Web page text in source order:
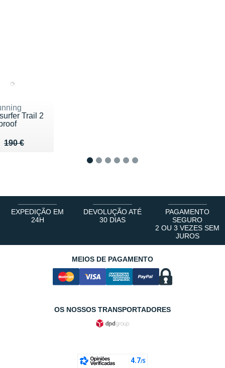
Trail 2
190 €
de 190 €
135 €
EXPEDIÇÃO EM
24H
DEVOLUÇÃO ATÉ
30 DIAS
PAGAMENTO
SEGURO
2 OU 3 VEZES SEM
JUROS
MEIOS DE PAGAMENTO
OS NOSSOS TRANSPORTADORES